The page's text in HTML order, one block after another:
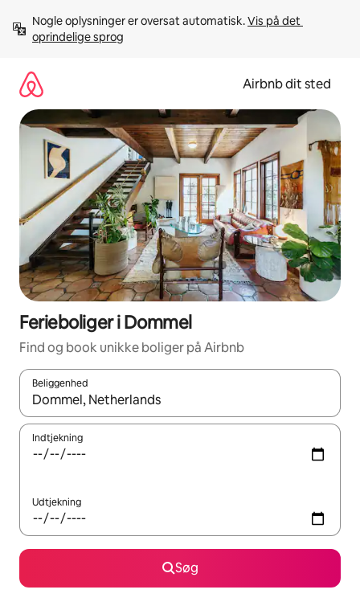
videre
Nogle oplysninger er oversat automatisk. Vis på det
oprindelige sprog
Airbnb dit sted
Ferieboliger i Dommel
Find og book unikke boliger på Airbnb
Beliggenhed
Når resultaterne er tilgængelige, skal du navigere med
Indtjekning
Udtjekning
Søg